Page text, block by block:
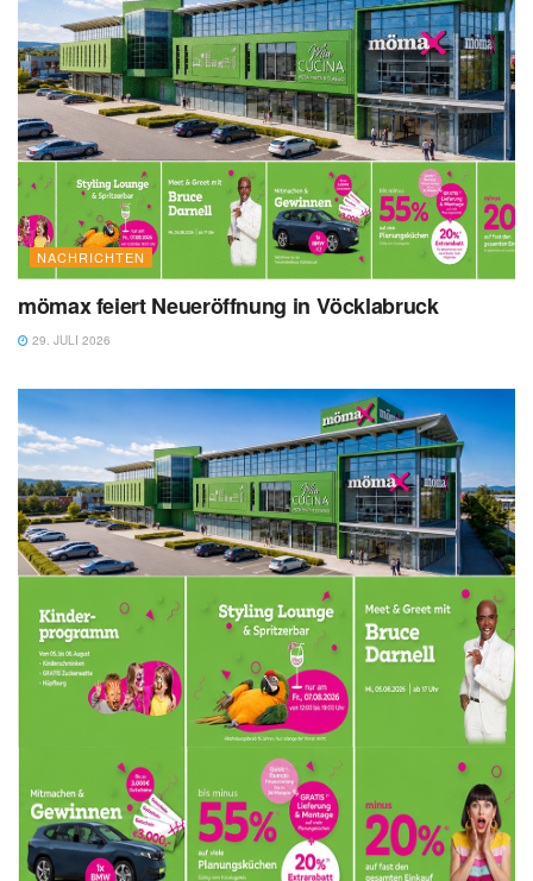
NACHRICHTEN
mömax feiert Neueröffnung in Vöcklabruck
29. JULI 2026